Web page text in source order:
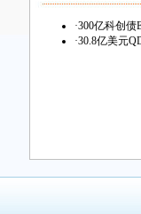
·300亿科创债
·30.8亿美元